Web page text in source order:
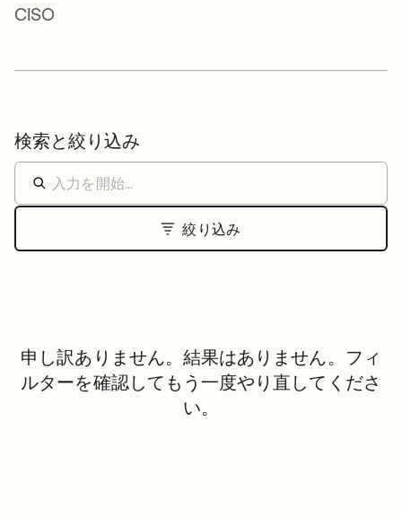
CISO
検索と絞り込み
絞り込み
申し訳ありません。結果はありません。フィ
ルターを確認してもう一度やり直してくださ
い。